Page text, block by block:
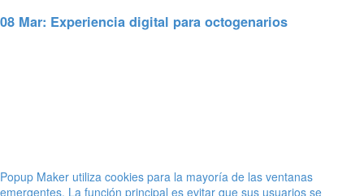
08 Mar: Experiencia digital para octogenarios
Popup Maker utiliza cookies para la mayoría de las ventanas
emergentes. La función principal es evitar que sus usuarios se